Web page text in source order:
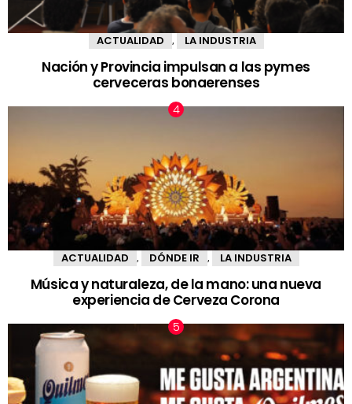
ACTUALIDAD , LA INDUSTRIA
Nación y Provincia impulsan a las pymes
cerveceras bonaerenses
ACTUALIDAD , DÓNDE IR , LA INDUSTRIA
Música y naturaleza, de la mano: una nueva
experiencia de Cerveza Corona